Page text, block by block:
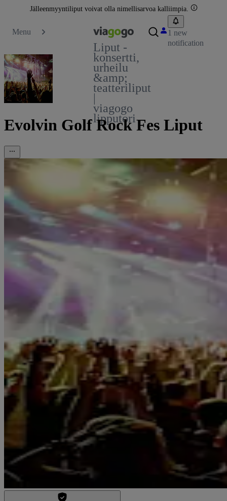
Jälleenmyyntiliput voivat olla nimellisarvoa kalliimpia.
Menu
Liput -
konsertti,
urheilu
&amp;
teatteriliput
|
viagogo
lipputori
1 new
notification
Evolvin Golf Rock Fes Liput